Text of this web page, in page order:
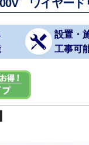
ワイヤー
設置・
工事可